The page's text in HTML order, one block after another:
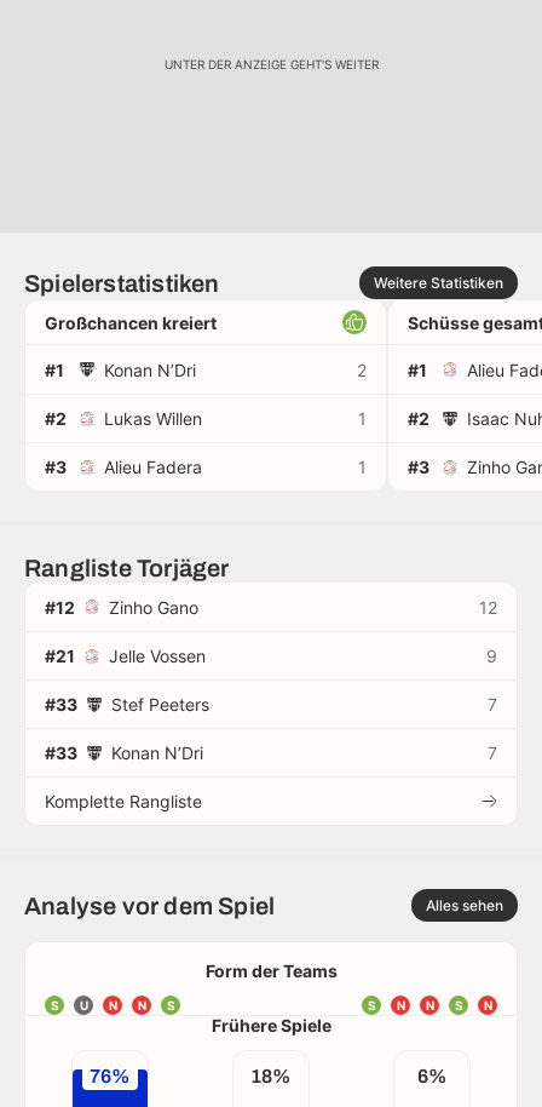
UNTER DER ANZEIGE GEHT'S WEITER
Spielerstatistiken Weitere Statistiken
Großchancen kreiert
#1 Konan N’Dri 2
#2 Lukas Willen 1
#3 Alieu Fadera 1
Schüsse
#1 Alieu
#2 Isaac
#3 Zinho
Rangliste Torjäger
#12 Zinho Gano 12
#21 Jelle Vossen 9
#33 Stef Peeters 7
#33 Konan N’Dri 7
Komplette Rangliste
Analyse vor dem Spiel Alles sehen
Form der Teams
S U N N S N
S
N
N
S
Frühere Spiele
76% 18% 6%